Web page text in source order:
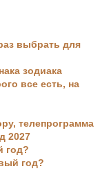
выбрать для
зодиака
все есть, на
телепрограмма
2027
год?
год?